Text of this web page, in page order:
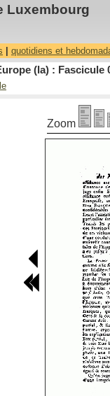
Luxembourg
quotidiens et
(la) : Fascicule
Zoom